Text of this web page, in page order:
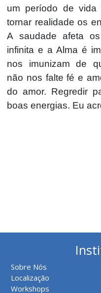
um período de vida
tornar realidade os
A saudade afeta
infinita e a Alma é
nos imunizam de
não nos falte fé e
do amor. Regredir
boas energias. Eu
Sobre Nós
Localização
Workshops